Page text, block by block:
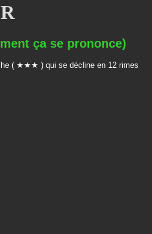
ça se prononce)
( ★★★ ) qui se décline en 12 rimes